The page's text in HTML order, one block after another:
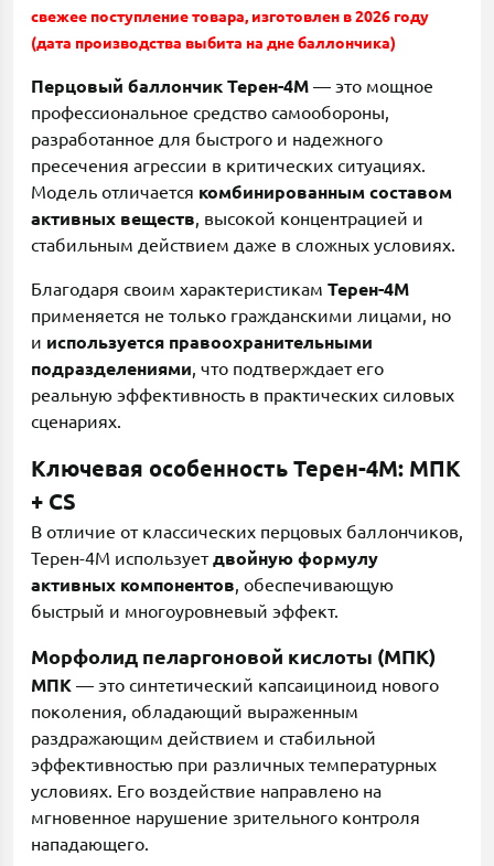
свежее поступление товара, изготовлен в 2026 году
(дата производства выбита на дне баллончика)
Перцовый баллончик Терен-4М — это мощное
профессиональное средство самообороны,
разработанное для быстрого и надежного
пресечения агрессии в критических ситуациях.
Модель отличается комбинированным составом
активных веществ, высокой концентрацией и
стабильным действием даже в сложных условиях.
Благодаря своим характеристикам Терен-4М
применяется не только гражданскими лицами, но
и используется правоохранительными
подразделениями, что подтверждает его
реальную эффективность в практических силовых
сценариях.
Ключевая особенность Терен-4М: МПК
+ CS
В отличие от классических перцовых баллончиков,
Терен-4М используетдвойную формулу
активных компонентов, обеспечивающую
быстрый и многоуровневый эффект.
Морфолид пеларгоновой кислоты (МПК)
МПК — это синтетический капсаициноид нового
поколения, обладающий выраженным
раздражающим действием и стабильной
эффективностью при различных температурных
условиях. Его воздействие направлено на
мгновенное нарушение зрительного контроля
нападающего.